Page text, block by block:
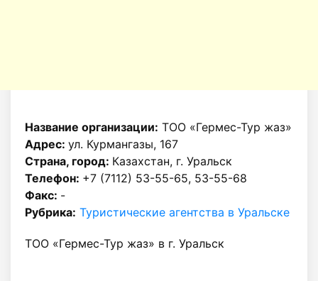
Название организации: ТОО «Гермес-Тур жаз»
Адрес: ул. Курмангазы, 167
Страна, город: Казахстан, г. Уральск
Телефон: +7 (7112) 53-55-65, 53-55-68
Факс: -
Рубрика: Туристические агентства в Уральске
ТОО «Гермес-Тур жаз» в г. Уральск